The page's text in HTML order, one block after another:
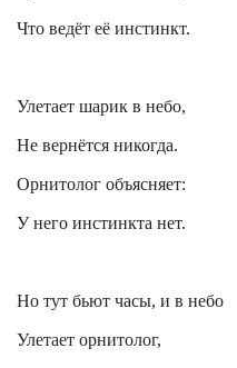
Что ведёт её инстинкт.
Улетает шарик в небо,
Не вернётся никогда.
Орнитолог объясняет:
У него инстинкта нет.
Но тут бьют часы, и в небо
Улетает орнитолог,